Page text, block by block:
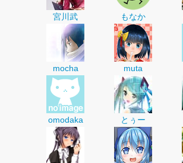
宮川武 もなか
mocha muta
omodaka とぅー